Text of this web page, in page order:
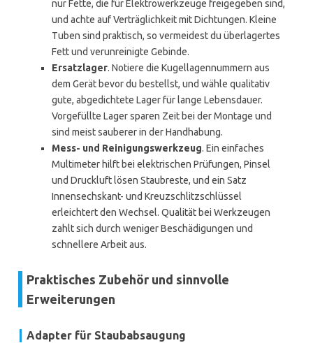
nur Fette, die für Elektrowerkzeuge freigegeben sind,
und achte auf Verträglichkeit mit Dichtungen. Kleine
Tuben sind praktisch, so vermeidest du überlagertes
Fett und verunreinigte Gebinde.
Ersatzlager. Notiere die Kugellagennummern aus
dem Gerät bevor du bestellst, und wähle qualitativ
gute, abgedichtete Lager für lange Lebensdauer.
Vorgefüllte Lager sparen Zeit bei der Montage und
sind meist sauberer in der Handhabung.
Mess- und Reinigungswerkzeug. Ein einfaches
Multimeter hilft bei elektrischen Prüfungen, Pinsel
und Druckluft lösen Staubreste, und ein Satz
Innensechskant- und Kreuzschlitzschlüssel
erleichtert den Wechsel. Qualität bei Werkzeugen
zahlt sich durch weniger Beschädigungen und
schnellere Arbeit aus.
Praktisches Zubehör und sinnvolle
Erweiterungen
Adapter für Staubabsaugung